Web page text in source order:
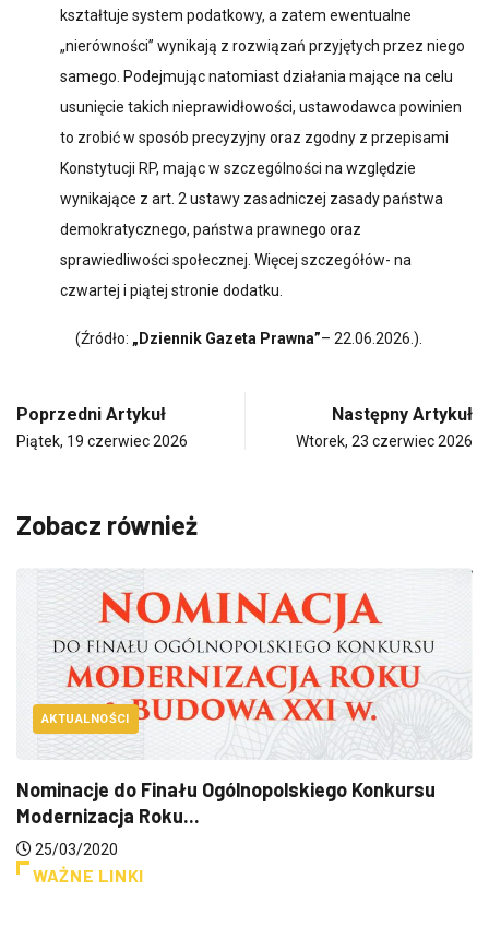
kształtuje system podatkowy, a zatem ewentualne
„nierówności” wynikają z rozwiązań przyjętych przez niego
samego. Podejmując natomiast działania mające na celu
usunięcie takich nieprawidłowości, ustawodawca powinien
to zrobić w sposób precyzyjny oraz zgodny z przepisami
Konstytucji RP, mając w szczególności na względzie
wynikające z art. 2 ustawy zasadniczej zasady państwa
demokratycznego, państwa prawnego oraz
sprawiedliwości społecznej. Więcej szczegółów- na
czwartej i piątej stronie dodatku.
(Źródło: „Dziennik Gazeta Prawna”– 22.06.2026.).
Poprzedni Artykuł
Piątek, 19 czerwiec 2026
Następny Artykuł
Wtorek, 23 czerwiec 2026
Zobacz również
AKTUALNOŚCI
Nominacje do Finału Ogólnopolskiego Konkursu
Modernizacja Roku...
25/03/2020
WAŻNE LINKI